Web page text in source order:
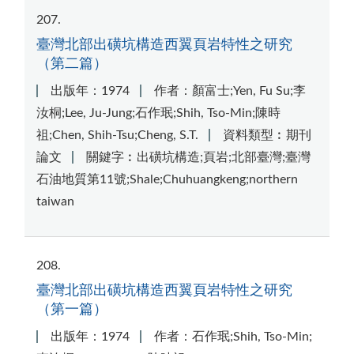
207
臺灣北部出磺坑構造西翼頁岩特性之研究
（第二篇）
出版年：1974
作者：顏富士;Yen, Fu Su;李
汝桐;Lee, Ju-Jung;石作珉;Shih, Tso-Min;陳時
祖;Chen, Shih-Tsu;Cheng, S.T.
資料類型︰期刊
論文
關鍵字︰出磺坑構造;頁岩;北部臺灣;臺灣
石油地質第11號;Shale;Chuhuangkeng;northern
taiwan
208
臺灣北部出磺坑構造西翼頁岩特性之研究
（第一篇）
出版年：1974
作者：石作珉;Shih, Tso-Min;